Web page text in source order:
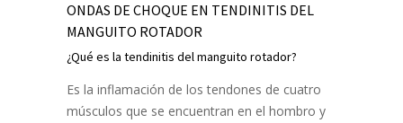
ONDAS DE CHOQUE EN TENDINITIS DEL
MANGUITO ROTADOR
¿Qué es la tendinitis del manguito rotador?
Es la inflamación de los tendones de cuatro
músculos que se encuentran en el hombro y